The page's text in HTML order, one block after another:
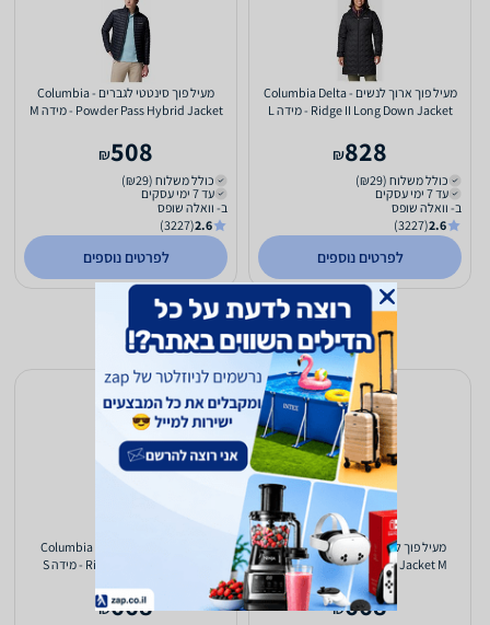
מעיל פוך ארוך לנשים - Columbia Delta
Ridge II Long Down Jacket - מידה L
828
₪
כולל משלוח (₪29)
עד 7 ימי עסקים
ב- וואלה שופס
2.6
(3227)
לפרטים נוספים
מעיל פוך סינטטי לגברים - Columbia
Powder Pass Hybrid Jacket - מידה M
508
₪
כולל משלוח (₪29)
עד 7 ימי עסקים
ב- וואלה שופס
2.6
(3227)
לפרטים נוספים
מעיל פוך לגברים - Columbia Delta
Ridge II Down Jacket M - מידה XL
668
₪
מעיל פוך לגברים - Columbia Delta
Ridge II Down Jacket M - מידה S
668
₪